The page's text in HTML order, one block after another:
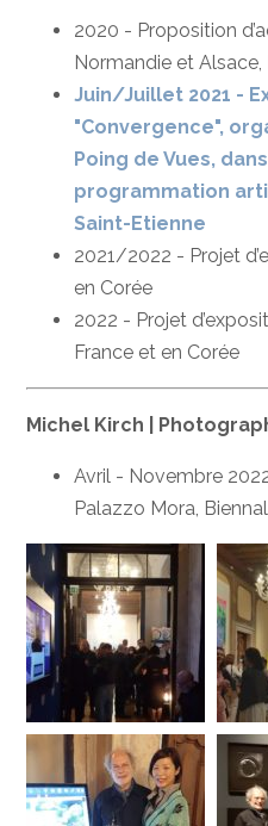
2020 - Proposition
Normandie et Alsace,
Juin/Juillet 2021 -
"Convergence",
Poing de Vues,
programmation
Saint-Etienne
2021/2022 - Projet
en Corée
2022 - Projet
France et en Corée
Michel Kirch |
Avril - Novembre
Palazzo Mora,